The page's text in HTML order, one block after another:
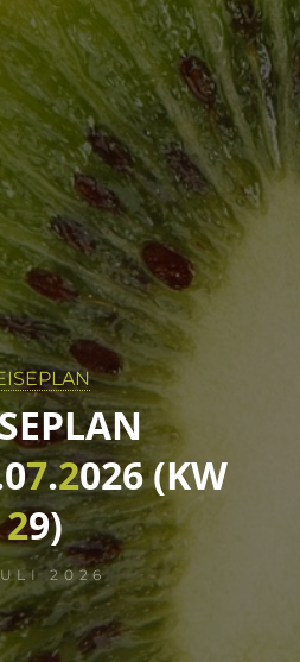
EPLAN
07.2026(KW
29)
2026